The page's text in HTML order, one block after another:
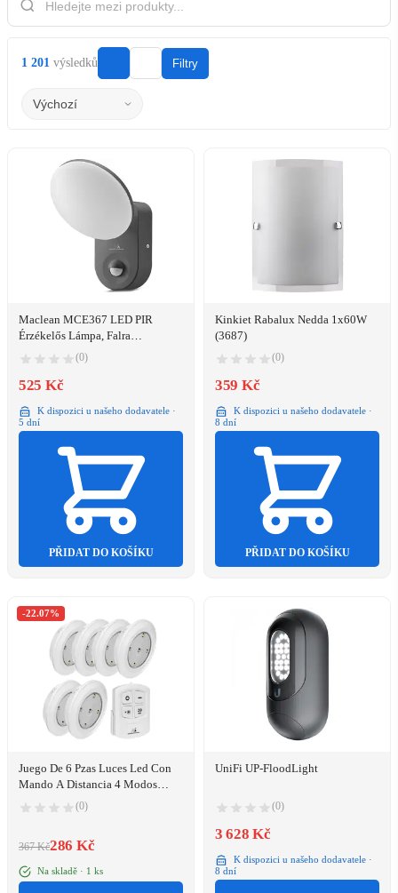
1 201 výsledků Filtry
Maclean MCE367 LED PIR
Érzékelős Lámpa, Falra
Szerelhető, PC+ALU, 15W,
1100lm, IP65, 4000K
(0)
525 Kč
K dispozici u našeho dodavatele ·
5 dní
PŘIDAT DO KOŠÍKU
Kinkiet Rabalux Nedda 1x60W
(3687)
(0)
359 Kč
K dispozici u našeho dodavatele ·
8 dní
PŘIDAT DO KOŠÍKU
-22.07%
Juego De 6 Pzas Luces Led Con
Mando A Distancia 4 Modos
Iluminación Maclean Energy
Mce165
(0)
367 Kč286 Kč
Na skladě · 1 ks
UniFi UP-FloodLight
(0)
3 628 Kč
K dispozici u našeho dodavatele ·
8 dní